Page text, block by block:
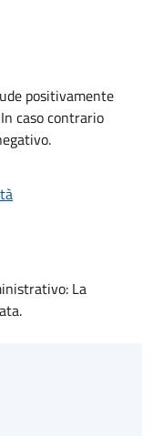
positivamente
caso contrario
La